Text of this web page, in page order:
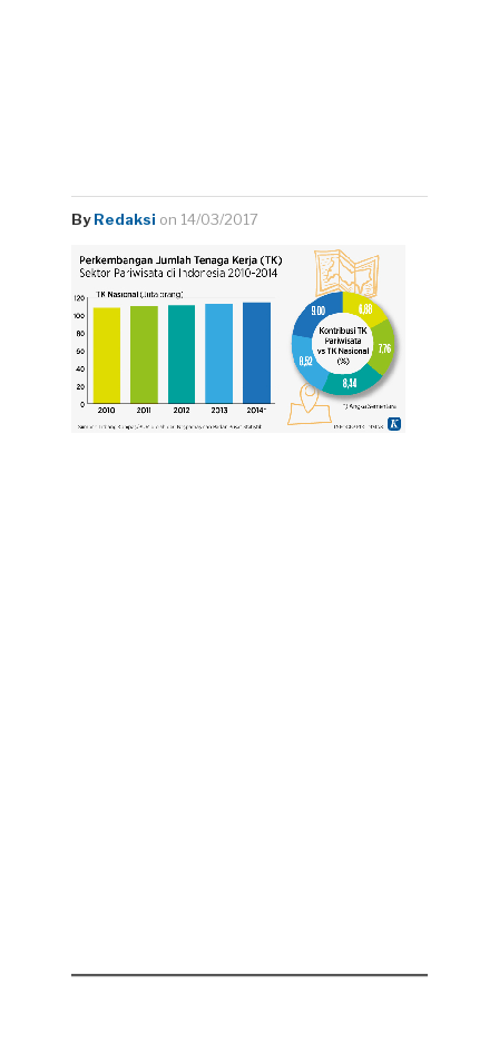
By Redaksi on 14/03/2017